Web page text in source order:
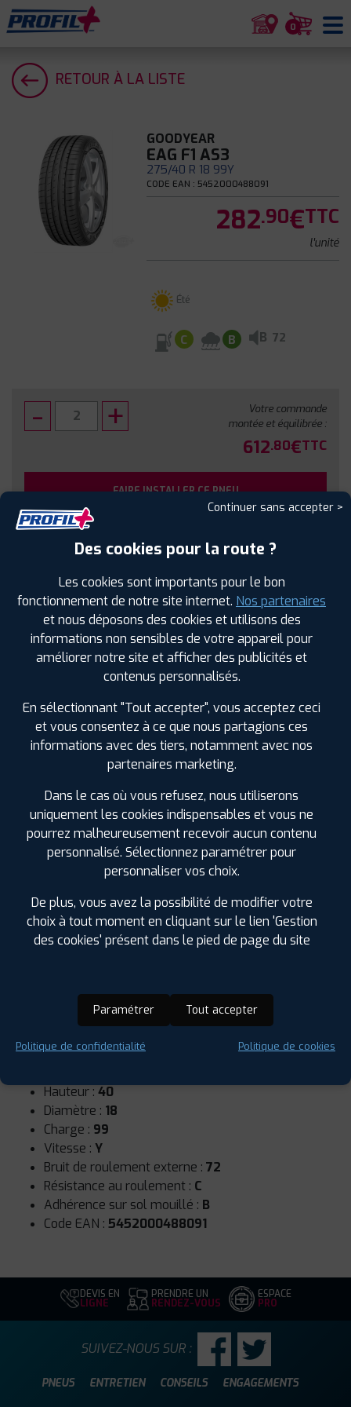
0
RETOUR À LA LISTE
GOODYEAR
EAG F1 AS3
275/40 R 18 99Y
CODE EAN : 5452000488091
282.90€TTC
l'unité
Été
C B B 72
Votre commande
montée et équilibrée :
612.80€TTC
FAIRE INSTALLER CE PNEU
Sous réserve de disponibilité en agence
SPÉCIFICATIONS AVIS CLIENTS ÉTIQUETAGE
Étiquetage
Runflat :Oui
Hauteur : 40
Diamètre : 18
Charge : 99
Vitesse : Y
Bruit de roulement externe : 72
Résistance au roulement : C
Adhérence sur sol mouillé : B
Code EAN : 5452000488091
DEVIS EN
LIGNE
PRENDRE UN
RENDEZ-VOUS
ESPACE
PRO
PNEUS ENTRETIEN CONSEILS ENGAGEMENTS
SUIVEZ-NOUS SUR :
Continuer sans accepter >
Des cookies pour la route ?
Les cookies sont importants pour le bon
fonctionnement de notre site internet. Nos partenaires
et nous déposons des cookies et utilisons des
informations non sensibles de votre appareil pour
améliorer notre site et afficher des publicités et
contenus personnalisés.
En sélectionnant "Tout accepter", vous acceptez ceci
et vous consentez à ce que nous partagions ces
informations avec des tiers, notamment avec nos
partenaires marketing.
Dans le cas où vous refusez, nous utiliserons
uniquement les cookies indispensables et vous ne
pourrez malheureusement recevoir aucun contenu
personnalisé. Sélectionnez paramétrer pour
personnaliser vos choix.
De plus, vous avez la possibilité de modifier votre
choix à tout moment en cliquant sur le lien 'Gestion
des cookies' présent dans le pied de page du site
Paramétrer Tout accepter
Politique de confidentialité Politique de cookies